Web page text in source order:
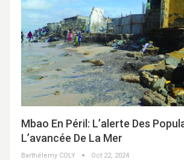
Mbao En Péril: L’alerte Des
L’avancée De La Mer
Barthélemy COLY Oct 22, 2024